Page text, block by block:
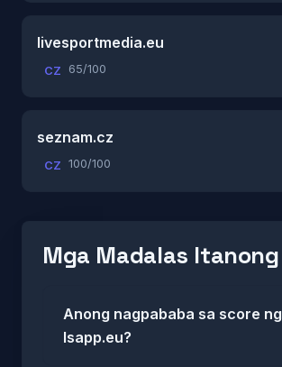
livesportmedia.eu
CZ 65/100
seznam.cz
CZ 100/100
Mga Madalas Itanong
Anong nagpababa sa score ng
lsapp.eu?